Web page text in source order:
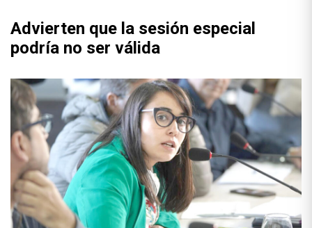
Advierten que la sesión especial
podría no ser válida